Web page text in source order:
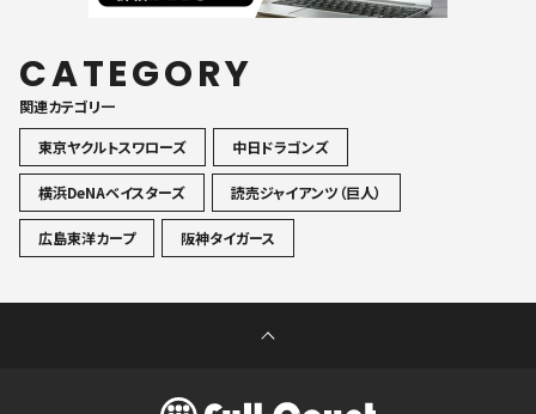
CATEGORY
関連カテゴリ一
東京ヤクルトスワローズ
中日ドラゴンズ
横浜DeNAベイスターズ 読売ジャイアンツ（巨人）
広島東洋カープ 阪神タイガース